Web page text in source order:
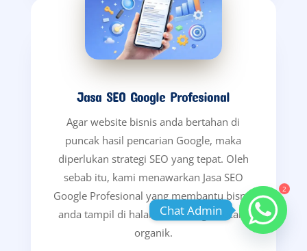
Jasa SEO Google Profesional
Agar website bisnis anda bertahan di
puncak hasil pencarian Google, maka
diperlukan strategi SEO yang tepat. Oleh
sebab itu, kami menawarkan Jasa SEO
Google Profesional yang membantu bisnis
anda tampil di halaman 1 Google secara
organik.
2
Chat Admin